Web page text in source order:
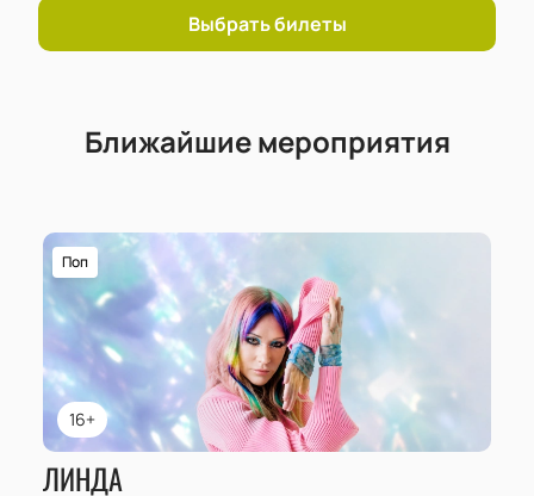
Выбрать билеты
Ближайшие мероприятия
16+
Поп
ЛИНДА